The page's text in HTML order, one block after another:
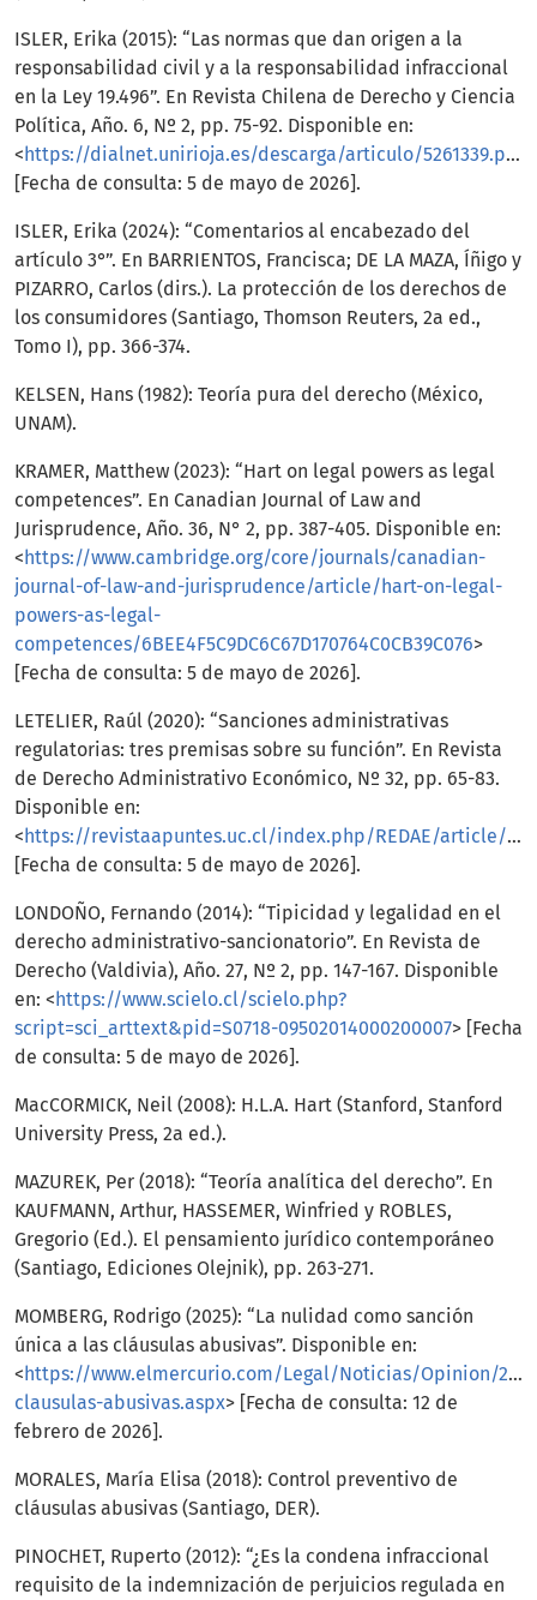
ISLER, Erika (2015): “Las normas que dan origen a la
responsabilidad civil y a la responsabilidad infraccional
en la Ley 19.496”. En Revista Chilena de Derecho y Ciencia
Política, Año. 6, Nº 2, pp. 75-92. Disponible en:
< https://dialnet.unirioja.es/descarga/articulo/5261339.pdf
[Fecha de consulta: 5 de mayo de 2026].
ISLER, Erika (2024): “Comentarios al encabezado del
artículo 3°”. En BARRIENTOS, Francisca; DE LA MAZA, Íñigo y
PIZARRO, Carlos (dirs.). La protección de los derechos de
los consumidores (Santiago, Thomson Reuters, 2a ed.,
Tomo I), pp. 366-374.
KELSEN, Hans (1982): Teoría pura del derecho (México,
UNAM).
KRAMER, Matthew (2023): “Hart on legal powers as legal
competences”. En Canadian Journal of Law and
Jurisprudence, Año. 36, N° 2, pp. 387-405. Disponible en:
< https://www.cambridge.org/core/journals/canadian-
journal-of-law-and-jurisprudence/article/hart-on-legal-
powers-as-legal-
competences/6BEE4F5C9DC6C67D170764C0CB39C076>
[Fecha de consulta: 5 de mayo de 2026].
LETELIER, Raúl (2020): “Sanciones administrativas
regulatorias: tres premisas sobre su función”. En Revista
de Derecho Administrativo Económico, Nº 32, pp. 65-83.
Disponible en:
< https://revistaapuntes.uc.cl/index.php/REDAE/article/view/26867
[Fecha de consulta: 5 de mayo de 2026].
LONDOÑO, Fernando (2014): “Tipicidad y legalidad en el
derecho administrativo-sancionatorio”. En Revista de
Derecho (Valdivia), Año. 27, Nº 2, pp. 147-167. Disponible
en: < https://www.scielo.cl/scielo.php?
script=sci_arttext&pid=S0718-09502014000200007> [Fecha
de consulta: 5 de mayo de 2026].
MacCORMICK, Neil (2008): H.L.A. Hart (Stanford, Stanford
University Press, 2a ed.).
MAZUREK, Per (2018): “Teoría analítica del derecho”. En
KAUFMANN, Arthur, HASSEMER, Winfried y ROBLES,
Gregorio (Ed.). El pensamiento jurídico contemporáneo
(Santiago, Ediciones Olejnik), pp. 263-271.
MOMBERG, Rodrigo (2025): “La nulidad como sanción
única a las cláusulas abusivas”. Disponible en:
< https://www.elmercurio.com/Legal/Noticias/Opinion/
clausulas-abusivas.aspx> [Fecha de consulta: 12 de
febrero de 2026].
MORALES, María Elisa (2018): Control preventivo de
cláusulas abusivas (Santiago, DER).
PINOCHET, Ruperto (2012): “¿Es la condena infraccional
requisito de la indemnización de perjuicios regulada en